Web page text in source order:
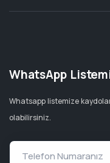
WhatsApp
Whatsapp listemize
olabilirsiniz.